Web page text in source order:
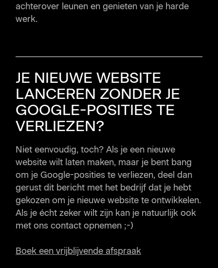
achterover leunen en genieten van je harde
werk.
JE NIEUWE WEBSITE
LANCEREN ZONDER JE
GOOGLE-POSITIES TE
VERLIEZEN?
Niet eenvoudig, toch? Als je een nieuwe
website wilt laten maken, maar je bent bang
om je Google-posities te verliezen, deel dan
gerust dit bericht met het bedrijf dat je hebt
gekozen om je nieuwe website te ontwikkelen.
Als je écht zeker wilt zijn kan je natuurlijk ook
met ons contact opnemen ;-)
Boek een vrijblijvende afspraak